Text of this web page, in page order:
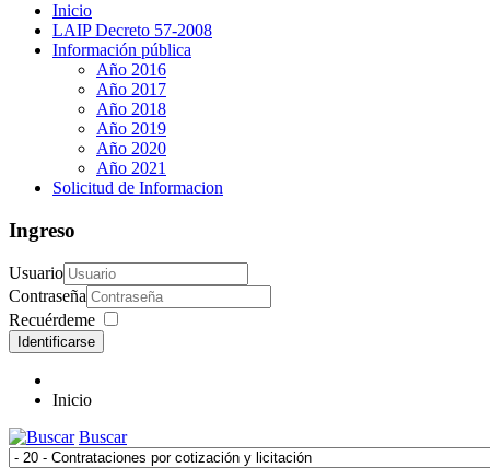
Inicio
LAIP Decreto 57-2008
Información pública
Año 2016
Año 2017
Año 2018
Año 2019
Año 2020
Año 2021
Solicitud de Informacion
Ingreso
Usuario
Contraseña
Recuérdeme
Identificarse
Inicio
Buscar